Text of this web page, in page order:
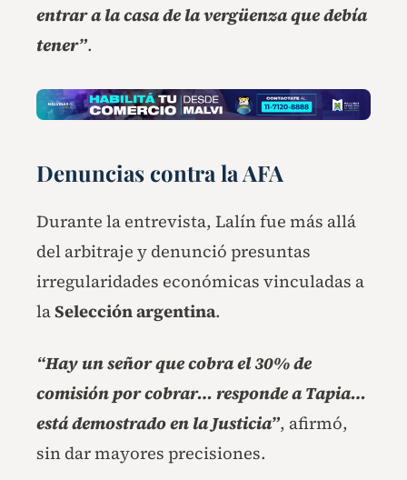
entrar a la casa de la vergüenza que debía
tener”.
Denuncias contra laAFA
Durante la entrevista, Lalín fue más allá
del arbitraje y denunció presuntas
irregularidades económicas vinculadas a
laSelección argentina.
“Hay un señor que cobra el 30% de
comisión por cobrar… responde a Tapia…
está demostrado en la Justicia”, afirmó,
sin dar mayores precisiones.